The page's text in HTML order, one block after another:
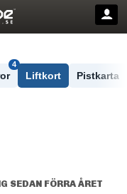
4
Liftkort Pistkarta
SEDAN FÖRRA ÅRET